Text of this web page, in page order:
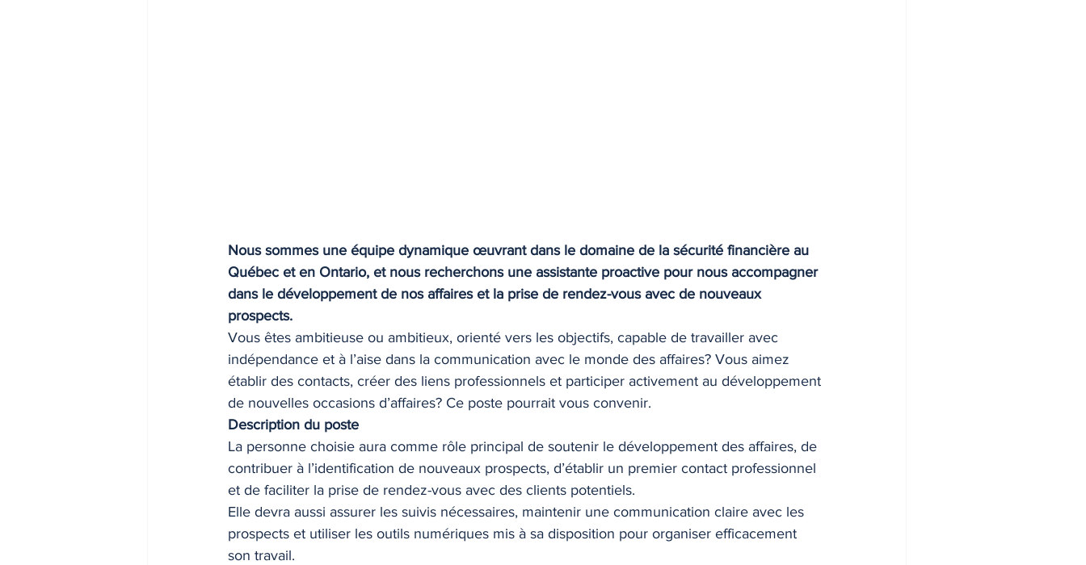
Nous sommes une équipe dynamique œuvrant dans le domaine de la sécurité financière au
Québec et en Ontario, et nous recherchons une assistante proactive pour nous accompagner
dans le développement de nos affaires et la prise de rendez-vous avec de nouveaux
prospects.
Vous êtes ambitieuse ou ambitieux, orienté vers les objectifs, capable de travailler avec
indépendance et à l’aise dans la communication avec le monde des affaires? Vous aimez
établir des contacts, créer des liens professionnels et participer activement au développement
de nouvelles occasions d’affaires? Ce poste pourrait vous convenir.
Description du poste
La personne choisie aura comme rôle principal de soutenir le développement des affaires, de
contribuer à l’identification de nouveaux prospects, d’établir un premier contact professionnel
et de faciliter la prise de rendez-vous avec des clients potentiels.
Elle devra aussi assurer les suivis nécessaires, maintenir une communication claire avec les
prospects et utiliser les outils numériques mis à sa disposition pour organiser efficacement
son travail.